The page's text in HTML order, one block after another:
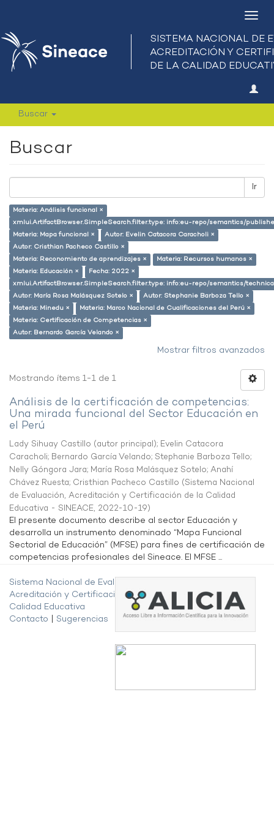
Buscar
Buscar
Ir
Materia: Análisis funcional ×
xmlui.ArtifactBrowser.SimpleSearch.filter.type: info:eu-repo/semantics/
Materia: Mapa funcional ×
Autor: Evelin Catacora Caracholi ×
Autor: Cristhian Pacheco Castillo ×
Materia: Reconomiento de aprendizajes ×
Materia: Recursos humanos ×
Materia: Educación ×
Fecha: 2022 ×
xmlui.ArtifactBrowser.SimpleSearch.filter.type: info:eu-repo/semantics/
Autor: María Rosa Malásquez Sotelo ×
Autor: Stephanie Barboza Tello ×
Materia: Minedu ×
Materia: Marco Nacional de Cualificaciones del Perú ×
Materia: Certificación de Competencias ×
Autor: Bernardo García Velando ×
Mostrar filtros avanzados
Mostrando ítems 1-1 de 1
Análisis de la certificación de competencias:
Una mirada funcional del Sector Educación en
el Perú
Lady Sihuay Castillo (autor principal); Evelin Catacora
Caracholi; Bernardo García Velando; Stephanie Barboza Tello;
Nelly Góngora Jara; María Rosa Malásquez Sotelo; Anahí
Chávez Ruesta; Cristhian Pacheco Castillo (Sistema Nacional
de Evaluación, Acreditación y Certificación de la Calidad
Educativa - SINEACE, 2022-10-19)
El presente documento describe al sector Educación y
desarrolla un instrumento denominado “Mapa Funcional
Sectorial de Educación” (MFSE) para fines de certificación de
competencias profesionales del Sineace. El MFSE ...
Sistema Nacional de Evaluación,
Acreditación y Certificación de la
Calidad Educativa
Contacto
Sugerencias